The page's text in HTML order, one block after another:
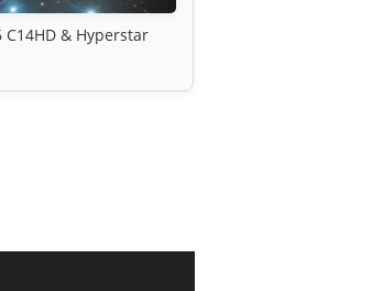
C14HD & Hyperstar